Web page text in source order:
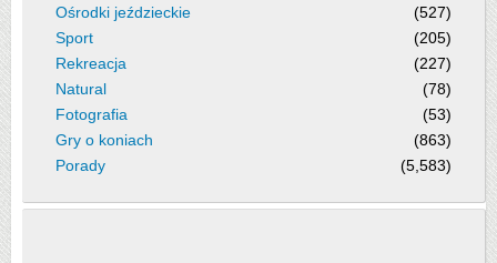
Ośrodki jeździeckie
(527)
Sport
(205)
Rekreacja
(227)
Natural
(78)
Fotografia
(53)
Gry o koniach
(863)
Porady
(5,583)